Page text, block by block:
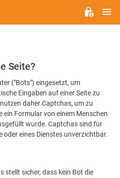
Seite?
("Bots") eingesetzt, um
Eingaben auf einer Seite zu
daher Captchas, um zu
ein Formular von einem Menschen
wurde. Captchas sind für
oder eines Dienstes unverzichtbar.
stellt sicher, dass kein Bot die